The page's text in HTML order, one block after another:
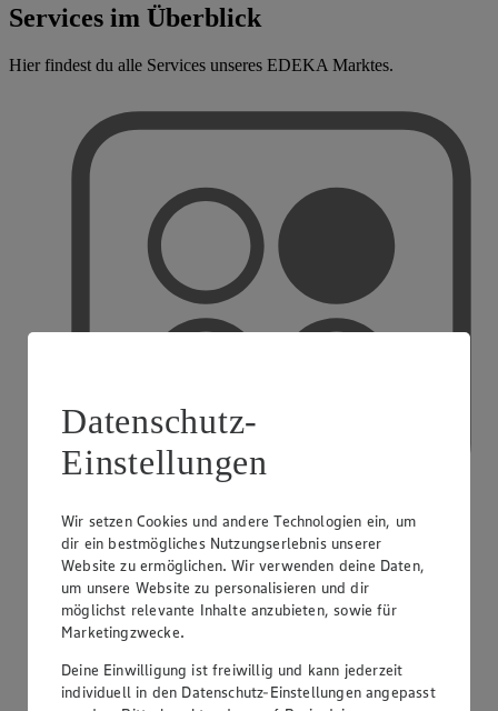
Services im Überblick
Hier findest du alle Services unseres EDEKA Marktes.
PAYBACK
Datenschutz-
Einstellungen
Wir setzen Cookies und andere Technologien ein, um
dir ein bestmögliches Nutzungserlebnis unserer
Website zu ermöglichen. Wir verwenden deine Daten,
um unsere Website zu personalisieren und dir
möglichst relevante Inhalte anzubieten, sowie für
Marketingzwecke.
Deine Einwilligung ist freiwillig und kann jederzeit
individuell in den Datenschutz-Einstellungen angepasst